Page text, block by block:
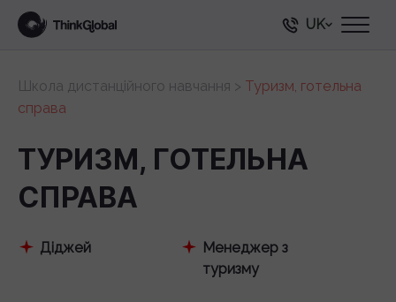
UK
Школа дистанційного навчання > Туризм, готельна
справа
ТУРИЗМ, ГОТЕЛЬНА
СПРАВА
Діджей
Менеджер з
туризму